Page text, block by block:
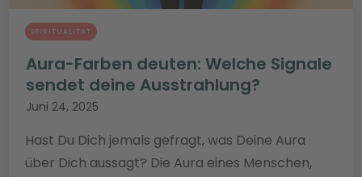
SPIRITUALITÄT
Aura-Farben deuten: Welche Signale
sendet deine Ausstrahlung?
Juni 24, 2025
Hast Du Dich jemals gefragt, was Deine Aura
über Dich aussagt? Die Aura eines Menschen,